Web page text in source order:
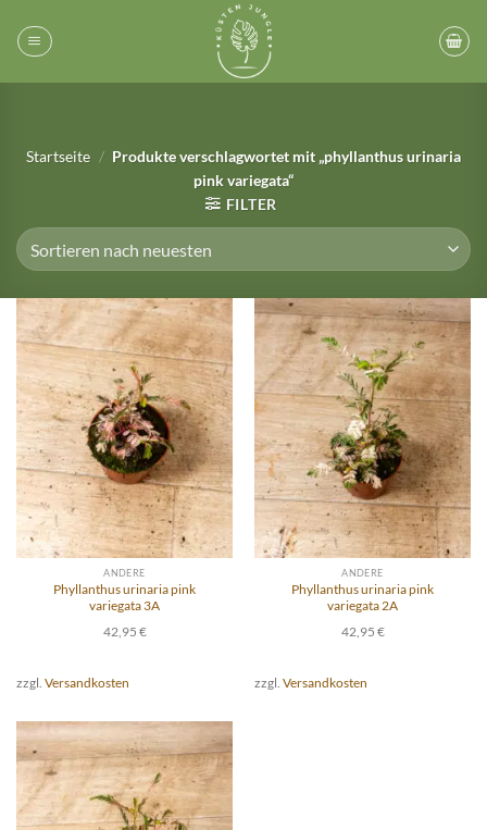
Inhalt
springen
Startseite / Produkte verschlagwortet mit „phyllanthus urinaria
pink variegata“
FILTER
ANDERE
Phyllanthus urinaria pink
variegata 3A
42,95 €
zzgl. Versandkosten
ANDERE
Phyllanthus urinaria pink
variegata 2A
42,95 €
zzgl. Versandkosten